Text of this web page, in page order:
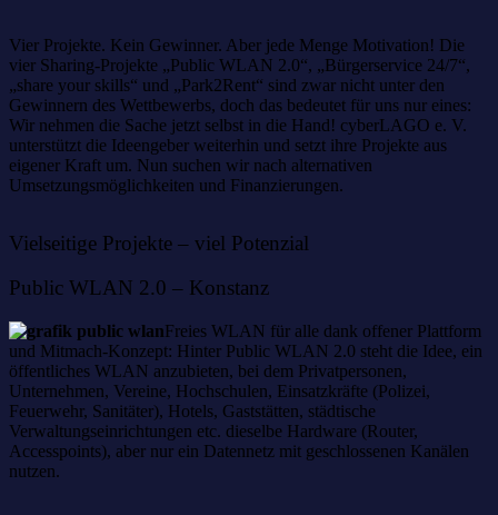
Vier Projekte. Kein Gewinner. Aber jede Menge Motivation! Die
vier Sharing-Projekte „Public WLAN 2.0“, „Bürgerservice 24/7“,
„share your skills“ und „Park2Rent“ sind zwar nicht unter den
Gewinnern des Wettbewerbs, doch das bedeutet für uns nur eines:
Wir nehmen die Sache jetzt selbst in die Hand! cyberLAGO e. V.
unterstützt die Ideengeber weiterhin und setzt ihre Projekte aus
eigener Kraft um. Nun suchen wir nach alternativen
Umsetzungsmöglichkeiten und Finanzierungen.
Vielseitige Projekte – viel Potenzial
Public WLAN 2.0 – Konstanz
Freies WLAN für alle dank offener Plattform
und Mitmach-Konzept: Hinter Public WLAN 2.0 steht die Idee, ein
öffentliches WLAN anzubieten, bei dem Privatpersonen,
Unternehmen, Vereine, Hochschulen, Einsatzkräfte (Polizei,
Feuerwehr, Sanitäter), Hotels, Gaststätten, städtische
Verwaltungseinrichtungen etc. dieselbe Hardware (Router,
Accesspoints), aber nur ein Datennetz mit geschlossenen Kanälen
nutzen.